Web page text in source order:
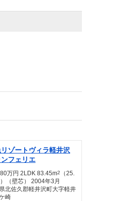
ゾートヴィラ軽井沢
フェリエ
万円 2LDK 83.45m2
（25.
（壁芯） 2004年3月
北佐久郡軽井沢町大字軽井
崎